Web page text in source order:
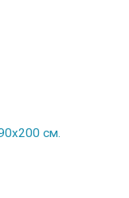
см.